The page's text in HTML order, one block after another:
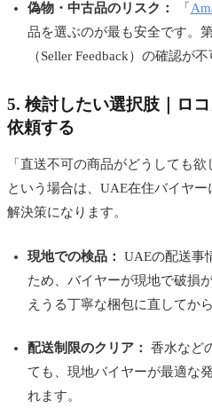
偽物・中古品のリスク： 「
品を選ぶのが最も安全です。
（Seller Feedback）の確認が不
5. 検討したい選択肢｜ロ
依頼する
「直送不可の商品がどうしても
という場合は、UAE在住バイヤ
解決策になります。
現地での検品：
UAEの配送事
ため、バイヤーが現地で破損
えうる丁寧な梱包に直してか
配送制限のクリア：
香水など
ても、現地バイヤーが最適な
れます。